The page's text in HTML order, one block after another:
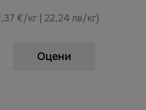
€/кг | 22,24 лв/кг)
Оцени